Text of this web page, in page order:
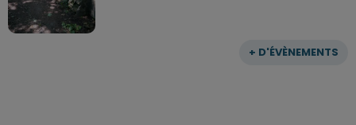
+ D'ÉVÈNEMENTS